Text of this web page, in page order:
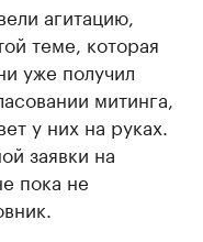
агитацию,
теме, которая
уже получил
митинга,
у них на руках.
заявки на
пока не